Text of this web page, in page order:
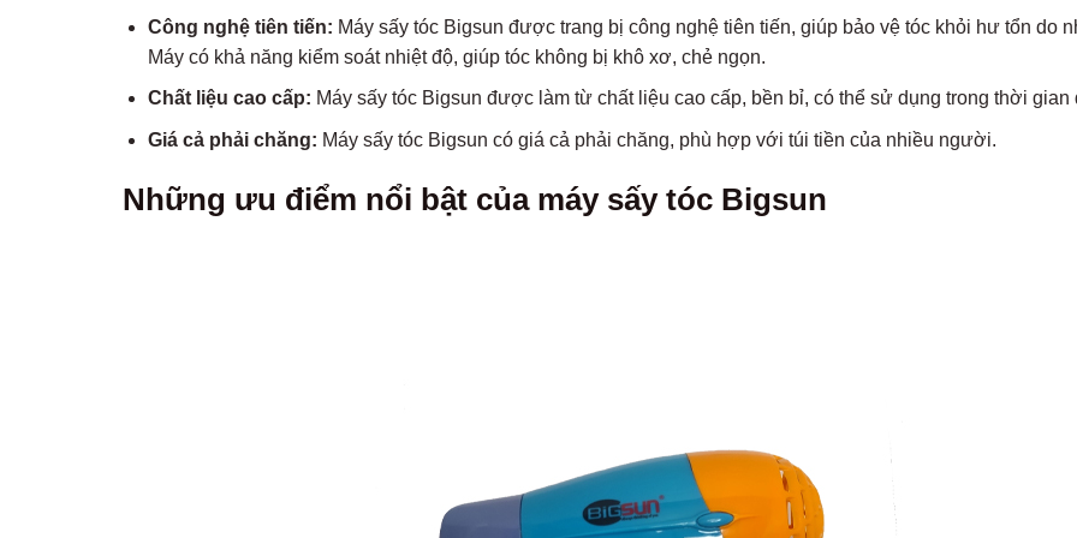
Công nghệ tiên tiến: Máy sấy tóc Bigsun được trang bị công nghệ tiên tiến, giúp bảo vệ tóc khỏi hư tổn do
Máy có khả năng kiểm soát nhiệt độ, giúp tóc không bị khô xơ, chẻ ngọn.
Chất liệu cao cấp: Máy sấy tóc Bigsun được làm từ chất liệu cao cấp, bền bỉ, có thể sử dụng trong thời gian
Giá cả phải chăng: Máy sấy tóc Bigsun có giá cả phải chăng, phù hợp với túi tiền của nhiều người.
Những ưu điểm nổi bật của máy sấy tóc Bigsun